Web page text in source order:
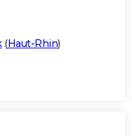
(Haut-Rhin)